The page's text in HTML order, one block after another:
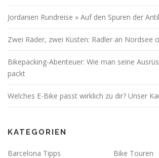
Jordanien Rundreise » Auf den Spuren der
Zwei Räder, zwei Küsten: Radler an Nordsee
Bikepacking-Abenteuer: Wie man seine
packt
Welches E-Bike passt wirklich zu dir? Unser
KATEGORIEN
Barcelona Tipps Bike Touren